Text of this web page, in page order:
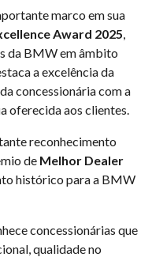
marco em sua
Award 2025
da BMW em âmbito
a excelência da
concessionária com a
oferecida aos clientes.
reconhecimento
de Melhor Dealer
histórico para a BMW
concessionárias que
qualidade no